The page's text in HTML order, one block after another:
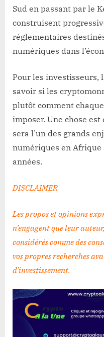
Sud en passant par le
construisent
réglementaires
numériques dans
Pour les investisseurs,
savoir si les
plutôt comment
imposer. Une chose
sera l’un des grands
numériques en Afrique
années.
DISCLAIMER
Les propos et opinions
n’engagent que leur
considérés comme des
vos propres recherches
d’investissement.